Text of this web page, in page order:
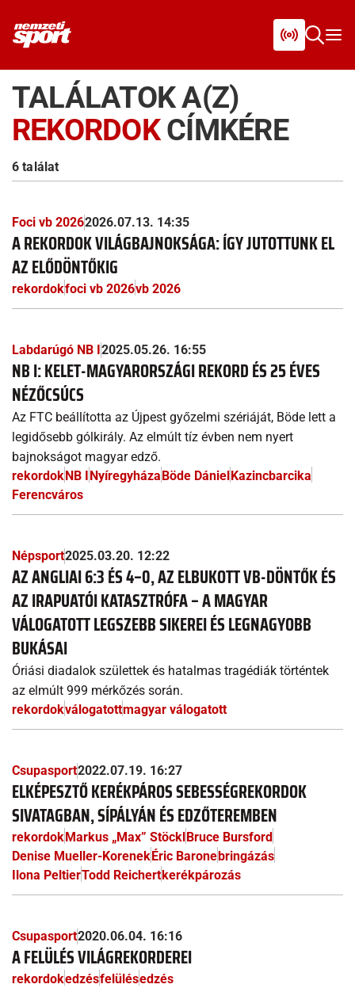
TALÁLATOK A(Z)
REKORDOKCÍMKÉRE
6 találat
Foci vb 20262026.07.13. 14:35
A REKORDOK VILÁGBAJNOKSÁGA: ÍGY JUTOTTUNK EL
AZ ELŐDÖNTŐKIG
rekordokfoci vb 2026vb 2026
Labdarúgó NB I2025.05.26. 16:55
NB I: KELET-MAGYARORSZÁGI REKORD ÉS 25 ÉVES
NÉZŐCSÚCS
Az FTC beállította az Újpest győzelmi szériáját, Böde lett a
legidősebb gólkirály. Az elmúlt tíz évben nem nyert
bajnokságot magyar edző.
rekordokNB INyíregyházaBöde DánielKazincbarcika
Ferencváros
Népsport2025.03.20. 12:22
AZ ANGLIAI 6:3 ÉS 4–0, AZ ELBUKOTT VB-DÖNTŐK ÉS
AZ IRAPUATÓI KATASZTRÓFA – A MAGYAR
VÁLOGATOTT LEGSZEBB SIKEREI ÉS LEGNAGYOBB
BUKÁSAI
Óriási diadalok születtek és hatalmas tragédiák történtek
az elmúlt 999 mérkőzés során.
rekordokválogatottmagyar válogatott
Csupasport2022.07.19. 16:27
ELKÉPESZTŐ KERÉKPÁROS SEBESSÉGREKORDOK
SIVATAGBAN, SÍPÁLYÁN ÉS EDZŐTEREMBEN
rekordokMarkus „Max” StöcklBruce Bursford
Denise Mueller-KorenekÉric Baronebringázás
Ilona PeltierTodd Reichertkerékpározás
Csupasport2020.06.04. 16:16
A FELÜLÉS VILÁGREKORDEREI
rekordokedzésfelülésedzés